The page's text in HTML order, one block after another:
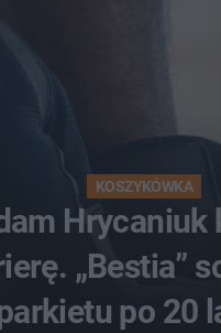
KOSZYKÓWKA
Hrycaniuk
„Bestia”
po 20